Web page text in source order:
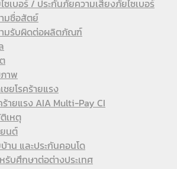
ซเบอร์ / ประกันภัยความเสี่ยงภัยไซเบอร์
มซื่อสัตย์
ามรับผิดต่อผลิตภัณฑ์
าพ
ชยโรคร้ายแรง
ร้ายแรง AIA Multi-Pay CI
เหตุ
นต์
าน และประกันคอนโด
รับศึกษาต่อต่างประเทศ